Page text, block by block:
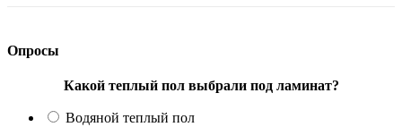
Опросы
Какой теплый пол выбрали под ламинат?
Водяной теплый пол